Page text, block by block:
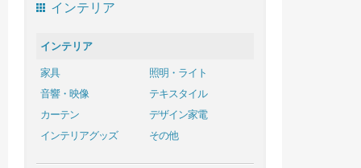
インテリア
インテリア
家具
照明・ライト
音響・映像
テキスタイル
カーテン
デザイン家電
インテリアグッズ
その他